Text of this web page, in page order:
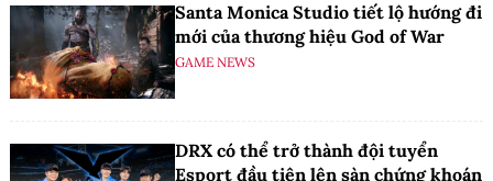
Santa Monica Studio tiết lộ hướng đi
mới của thương hiệu God of War
GAME NEWS
DRX có thể trở thành đội tuyển
Esport đầu tiên lên sàn chứng khoán